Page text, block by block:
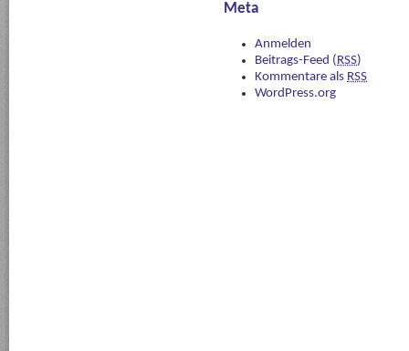
Meta
Anmelden
Beitrags-Feed ( RSS)
Kommentare als RSS
WordPress.org